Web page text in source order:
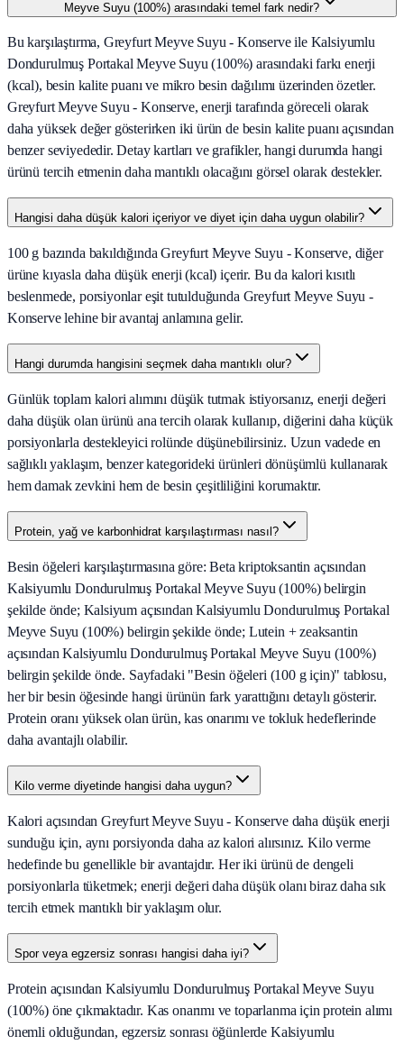
Meyve Suyu (100%) arasındaki temel fark nedir?
Bu karşılaştırma, Greyfurt Meyve Suyu - Konserve ile Kalsiyumlu
Dondurulmuş Portakal Meyve Suyu (100%) arasındaki farkı enerji
(kcal), besin kalite puanı ve mikro besin dağılımı üzerinden özetler.
Greyfurt Meyve Suyu - Konserve, enerji tarafında göreceli olarak
daha yüksek değer gösterirken iki ürün de besin kalite puanı açısından
benzer seviyededir. Detay kartları ve grafikler, hangi durumda hangi
ürünü tercih etmenin daha mantıklı olacağını görsel olarak destekler.
Hangisi daha düşük kalori içeriyor ve diyet için daha uygun olabilir?
100 g bazında bakıldığında Greyfurt Meyve Suyu - Konserve, diğer
ürüne kıyasla daha düşük enerji (kcal) içerir. Bu da kalori kısıtlı
beslenmede, porsiyonlar eşit tutulduğunda Greyfurt Meyve Suyu -
Konserve lehine bir avantaj anlamına gelir.
Hangi durumda hangisini seçmek daha mantıklı olur?
Günlük toplam kalori alımını düşük tutmak istiyorsanız, enerji değeri
daha düşük olan ürünü ana tercih olarak kullanıp, diğerini daha küçük
porsiyonlarla destekleyici rolünde düşünebilirsiniz. Uzun vadede en
sağlıklı yaklaşım, benzer kategorideki ürünleri dönüşümlü kullanarak
hem damak zevkini hem de besin çeşitliliğini korumaktır.
Protein, yağ ve karbonhidrat karşılaştırması nasıl?
Besin öğeleri karşılaştırmasına göre: Beta kriptoksantin açısından
Kalsiyumlu Dondurulmuş Portakal Meyve Suyu (100%) belirgin
şekilde önde; Kalsiyum açısından Kalsiyumlu Dondurulmuş Portakal
Meyve Suyu (100%) belirgin şekilde önde; Lutein + zeaksantin
açısından Kalsiyumlu Dondurulmuş Portakal Meyve Suyu (100%)
belirgin şekilde önde. Sayfadaki "Besin öğeleri (100 g için)" tablosu,
her bir besin öğesinde hangi ürünün fark yarattığını detaylı gösterir.
Protein oranı yüksek olan ürün, kas onarımı ve tokluk hedeflerinde
daha avantajlı olabilir.
Kilo verme diyetinde hangisi daha uygun?
Kalori açısından Greyfurt Meyve Suyu - Konserve daha düşük enerji
sunduğu için, aynı porsiyonda daha az kalori alırsınız. Kilo verme
hedefinde bu genellikle bir avantajdır. Her iki ürünü de dengeli
porsiyonlarla tüketmek; enerji değeri daha düşük olanı biraz daha sık
tercih etmek mantıklı bir yaklaşım olur.
Spor veya egzersiz sonrası hangisi daha iyi?
Protein açısından Kalsiyumlu Dondurulmuş Portakal Meyve Suyu
(100%) öne çıkmaktadır. Kas onarımı ve toparlanma için protein alımı
önemli olduğundan, egzersiz sonrası öğünlerde Kalsiyumlu